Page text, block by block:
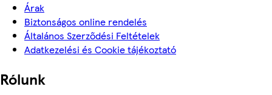
Árak
Biztonságos online rendelés
Általános Szerződési Feltételek
Adatkezelési és Cookie tájékoztató
Rólunk